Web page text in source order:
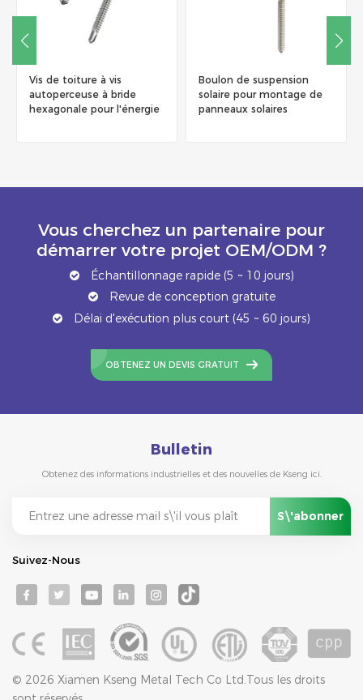
Vis de toiture à vis
autoperceuse à bride
hexagonale pour l'énergie
Boulon de suspension
solaire pour montage de
panneaux solaires
Vous cherchez un partenaire pour
démarrer votre projet OEM/ODM ?
Échantillonnage rapide (5 ~ 10 jours)
Revue de conception gratuite
Délai d'exécution plus court (45 ~ 60 jours)
OBTENEZ UN DEVIS GRATUIT
Bulletin
Obtenez des informations industrielles et des nouvelles de Kseng ici.
Suivez-Nous
© 2026 Xiamen Kseng Metal Tech Co Ltd.Tous les droits